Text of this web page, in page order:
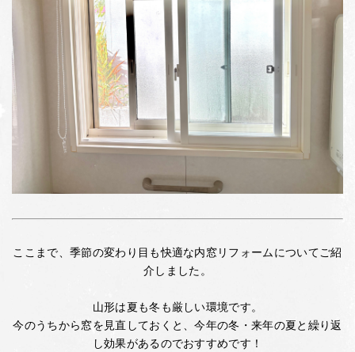
ここまで、季節の変わり目も快適な内窓リフォームについてご紹
介しました。
山形は夏も冬も厳しい環境です。
今のうちから窓を見直しておくと、今年の冬・来年の夏と繰り返
し効果があるのでおすすめです！